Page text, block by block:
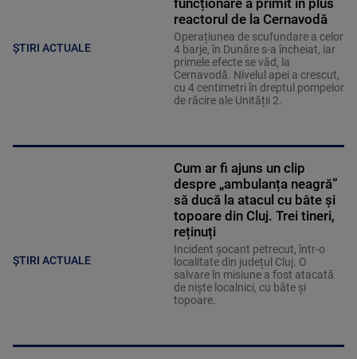
ȘTIRI ACTUALE
funcționare a primit în plus
reactorul de la Cernavodă
Operațiunea de scufundare a celor
4 barje, în Dunăre s-a încheiat, iar
primele efecte se văd, la
Cernavodă. Nivelul apei a crescut,
cu 4 centimetri în dreptul pompelor
de răcire ale Unității 2.
ȘTIRI ACTUALE
Cum ar fi ajuns un clip
despre „ambulanța neagră”
să ducă la atacul cu bâte și
topoare din Cluj. Trei tineri,
reținuți
Incident șocant petrecut, într-o
localitate din județul Cluj. O
salvare în misiune a fost atacată
de niște localnici, cu bâte și
topoare.